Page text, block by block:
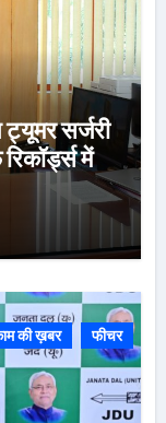
सर्जरी
में
की ख़बर फीचर